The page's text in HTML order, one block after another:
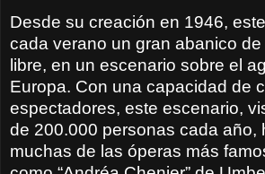
Desde su creación en 1946,
cada verano un gran abanico
libre, en un escenario sobre el
Europa. Con una capacidad de
espectadores, este escenario,
de 200.000 personas cada año,
muchas de las óperas más